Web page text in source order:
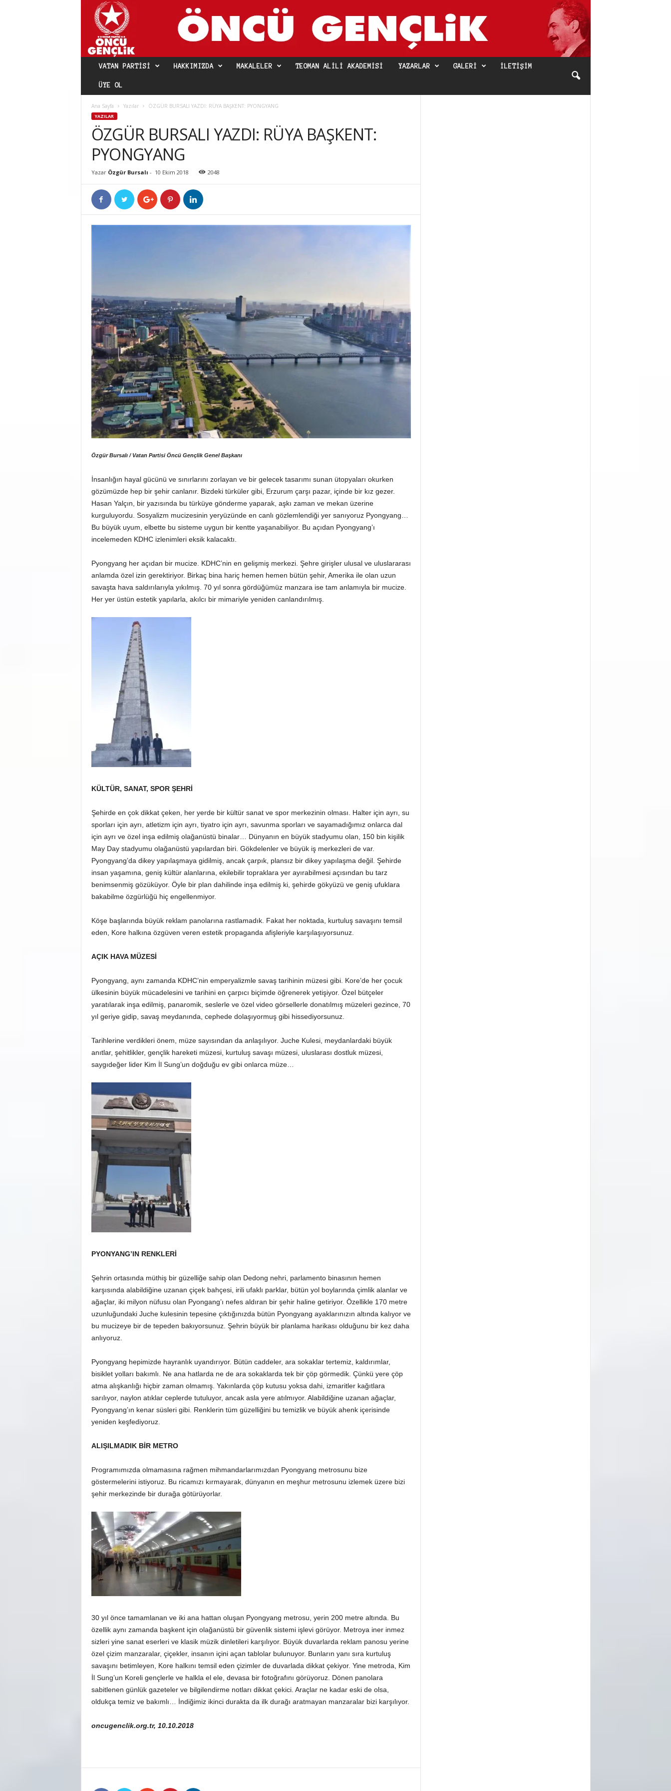
VATAN PARTISI HAKKIMIZDA MAKALELER TEOMAN ALILI AKADEMISI YAZARLAR GALERI İLETIŞIM
ÜYE OL
Ana Sayfa Yazılar ÖZGÜR BURSALI YAZDI: RÜYA BAŞKENT: PYONGYANG
YAZILAR
ÖZGÜR BURSALI YAZDI: RÜYA BAŞKENT:
PYONGYANG
Yazar Özgür Bursalı - 10 Ekim 2018 2048
Özgür Bursalı / Vatan Partisi Öncü Gençlik Genel Başkanı
İnsanlığın hayal gücünü ve sınırlarını zorlayan ve bir gelecek tasarımı sunan ütopyaları okurken
gözümüzde hep bir şehir canlanır. Bizdeki türküler gibi, Erzurum çarşı pazar, içinde bir kız gezer.
Hasan Yalçın, bir yazısında bu türküye gönderme yaparak, aşkı zaman ve mekan üzerine
kurguluyordu. Sosyalizm mucizesinin yeryüzünde en canlı gözlemlendiği yer sanıyoruz Pyongyang…
Bu büyük uyum, elbette bu sisteme uygun bir kentte yaşanabiliyor. Bu açıdan Pyongyang’ı
incelemeden KDHC izlenimleri eksik kalacaktı.
Pyongyang her açıdan bir mucize. KDHC’nin en gelişmiş merkezi. Şehre girişler ulusal ve uluslararası
anlamda özel izin gerektiriyor. Birkaç bina hariç hemen hemen bütün şehir, Amerika ile olan uzun
savaşta hava saldırılarıyla yıkılmış. 70 yıl sonra gördüğümüz manzara ise tam anlamıyla bir mucize.
Her yer üstün estetik yapılarla, akılcı bir mimariyle yeniden canlandırılmış.
KÜLTÜR, SANAT, SPOR ŞEHRİ
Şehirde en çok dikkat çeken, her yerde bir kültür sanat ve spor merkezinin olması. Halter için ayrı, su
sporları için ayrı, atletizm için ayrı, tiyatro için ayrı, savunma sporları ve sayamadığımız onlarca dal
için ayrı ve özel inşa edilmiş olağanüstü binalar… Dünyanın en büyük stadyumu olan, 150 bin kişilik
May Day stadyumu olağanüstü yapılardan biri. Gökdelenler ve büyük iş merkezleri de var.
Pyongyang’da dikey yapılaşmaya gidilmiş, ancak çarpık, plansız bir dikey yapılaşma değil. Şehirde
insan yaşamına, geniş kültür alanlarına, ekilebilir topraklara yer ayırabilmesi açısından bu tarz
benimsenmiş gözüküyor. Öyle bir plan dahilinde inşa edilmiş ki, şehirde gökyüzü ve geniş ufuklara
bakabilme özgürlüğü hiç engellenmiyor.
Köşe başlarında büyük reklam panolarına rastlamadık. Fakat her noktada, kurtuluş savaşını temsil
eden, Kore halkına özgüven veren estetik propaganda afişleriyle karşılaşıyorsunuz.
AÇIK HAVA MÜZESİ
Pyongyang, aynı zamanda KDHC’nin emperyalizmle savaş tarihinin müzesi gibi. Kore’de her çocuk
ülkesinin büyük mücadelesini ve tarihini en çarpıcı biçimde öğrenerek yetişiyor. Özel bütçeler
yaratılarak inşa edilmiş, panaromik, seslerle ve özel video görsellerle donatılmış müzeleri gezince, 70
yıl geriye gidip, savaş meydanında, cephede dolaşıyormuş gibi hissediyorsunuz.
Tarihlerine verdikleri önem, müze sayısından da anlaşılıyor. Juche Kulesi, meydanlardaki büyük
anıtlar, şehitlikler, gençlik hareketi müzesi, kurtuluş savaşı müzesi, uluslarası dostluk müzesi,
saygıdeğer lider Kim İl Sung’un doğduğu ev gibi onlarca müze…
PYONYANG’IN RENKLERİ
Şehrin ortasında müthiş bir güzelliğe sahip olan Dedong nehri, parlamento binasının hemen
karşısında alabildiğine uzanan çiçek bahçesi, irili ufaklı parklar, bütün yol boylarında çimlik alanlar ve
ağaçlar, iki milyon nüfusu olan Pyongang’ı nefes aldıran bir şehir haline getiriyor. Özellikle 170 metre
uzunluğundaki Juche kulesinin tepesine çıktığınızda bütün Pyongyang ayaklarınızın altında kalıyor ve
bu mucizeye bir de tepeden bakıyorsunuz. Şehrin büyük bir planlama harikası olduğunu bir kez daha
anlıyoruz.
Pyongyang hepimizde hayranlık uyandırıyor. Bütün caddeler, ara sokaklar tertemiz, kaldırımlar,
bisiklet yolları bakımlı. Ne ana hatlarda ne de ara sokaklarda tek bir çöp görmedik. Çünkü yere çöp
atma alışkanlığı hiçbir zaman olmamış. Yakınlarda çöp kutusu yoksa dahi, izmaritler kağıtlara
sarılıyor, naylon atıklar ceplerde tutuluyor, ancak asla yere atılmıyor. Alabildiğine uzanan ağaçlar,
Pyongyang’ın kenar süsleri gibi. Renklerin tüm güzelliğini bu temizlik ve büyük ahenk içerisinde
yeniden keşfediyoruz.
ALIŞILMADIK BİR METRO
Programımızda olmamasına rağmen mihmandarlarımızdan Pyongyang metrosunu bize
göstermelerini istiyoruz. Bu ricamızı kırmayarak, dünyanın en meşhur metrosunu izlemek üzere bizi
şehir merkezinde bir durağa götürüyorlar.
30 yıl önce tamamlanan ve iki ana hattan oluşan Pyongyang metrosu, yerin 200 metre altında. Bu
özellik aynı zamanda başkent için olağanüstü bir güvenlik sistemi işlevi görüyor. Metroya iner inmez
sizleri yine sanat eserleri ve klasik müzik dinletileri karşılıyor. Büyük duvarlarda reklam panosu yerine
özel çizim manzaralar, çiçekler, insanın içini açan tablolar bulunuyor. Bunların yanı sıra kurtuluş
savaşını betimleyen, Kore halkını temsil eden çizimler de duvarlada dikkat çekiyor. Yine metroda, Kim
İl Sung’un Koreli gençlerle ve halkla el ele, devasa bir fotoğrafını görüyoruz. Dönen panolara
sabitlenen günlük gazeteler ve bilgilendirme notları dikkat çekici. Araçlar ne kadar eski de olsa,
oldukça temiz ve bakımlı… İndiğimiz ikinci durakta da ilk durağı aratmayan manzaralar bizi karşılıyor.
oncugenclik.org.tr, 10.10.2018